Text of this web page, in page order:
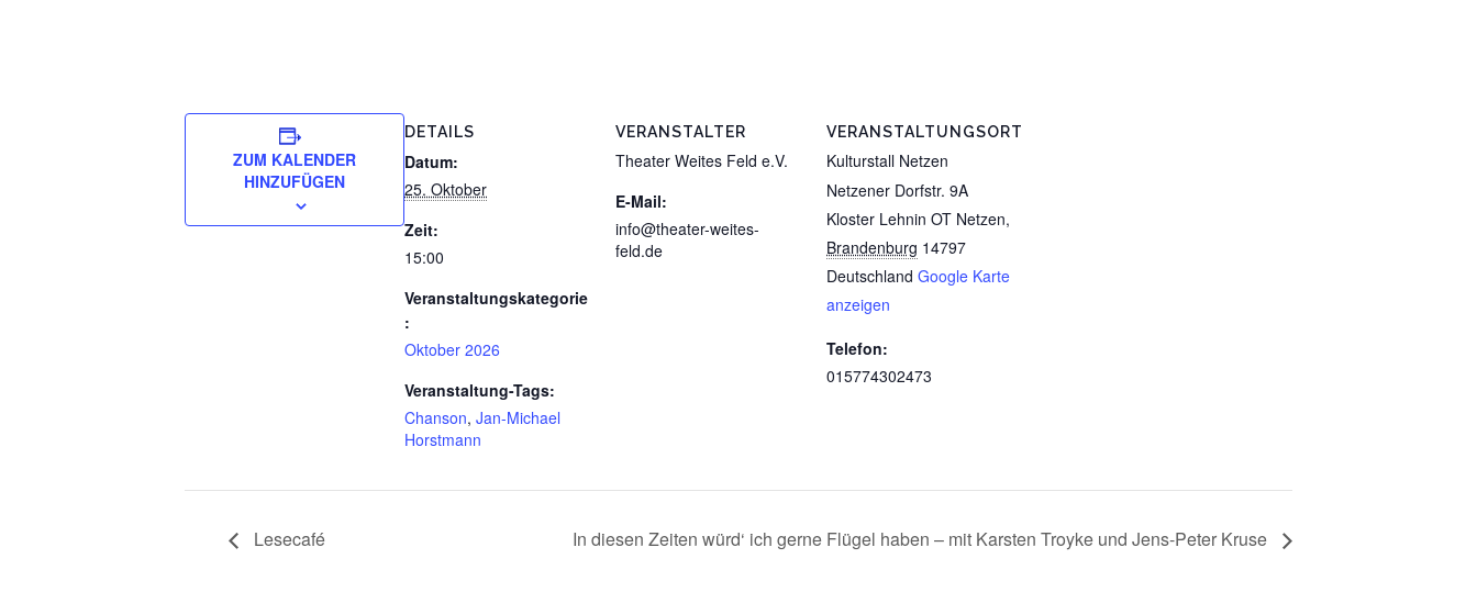
ZUM KALENDER
HINZUFÜGEN
DETAILS
Datum:
25. Oktober
Zeit:
15:00
Veranstaltungskategorie
:
Oktober 2026
Veranstaltung-Tags:
Chanson, Jan-Michael
Horstmann
VERANSTALTER
Theater Weites Feld e.V.
E-Mail:
info@theater-weites-
feld.de
VERANSTALTUNGSORT
Kulturstall Netzen
Netzener Dorfstr. 9A
Kloster Lehnin OT Netzen,
Brandenburg 14797
Deutschland Google Karte
anzeigen
Telefon:
015774302473
Lesecafé In diesen Zeiten würd‘ ich gerne Flügel haben – mit Karsten Troyke und Jens-Peter Kruse